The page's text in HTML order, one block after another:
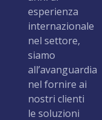
esperienza
internazionale
nel settore,
siamo
all’avanguardia
nel fornire ai
nostri clienti
le soluzioni